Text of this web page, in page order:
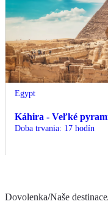
Egypt
Káhira - Veľké
Doba trvania: 17 hodín
Dovolenka/Naše destinace